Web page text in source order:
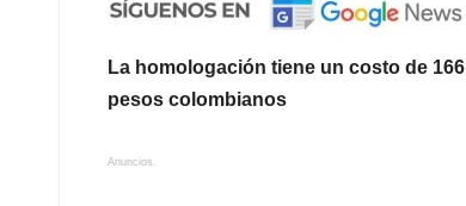
La homologación tiene un costo de
pesos colombianos
Anuncios.